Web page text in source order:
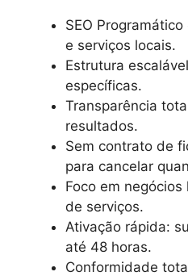
SEO
e serviços locais.
Estrutura
específicas.
Transparência
resultados.
Sem contrato de
para cancelar
Foco em
de serviços.
Ativação rápida:
até 48 horas.
Conformidade